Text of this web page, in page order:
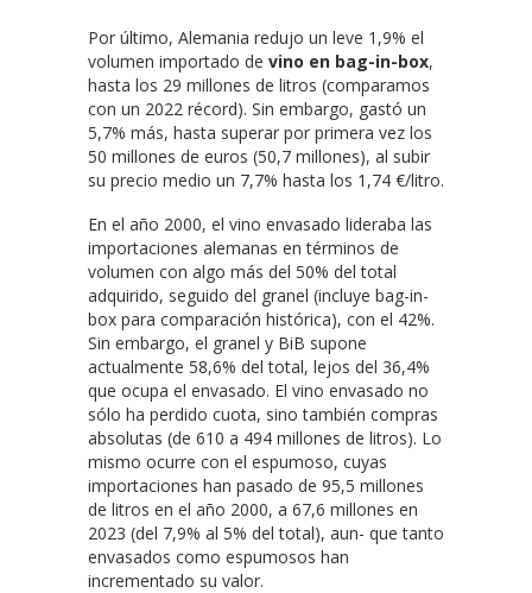
Por último, Alemania redujo un leve 1,9% el
volumen importado de vino en bag-in-box,
hasta los 29 millones de litros (comparamos
con un 2022 récord). Sin embargo, gastó un
5,7% más, hasta superar por primera vez los
50 millones de euros (50,7 millones), al subir
su precio medio un 7,7% hasta los 1,74 €/litro.
En el año 2000, el vino envasado lideraba las
importaciones alemanas en términos de
volumen con algo más del 50% del total
adquirido, seguido del granel (incluye bag-in-
box para comparación histórica), con el 42%.
Sin embargo, el granel y BiB supone
actualmente 58,6% del total, lejos del 36,4%
que ocupa el envasado. El vino envasado no
sólo ha perdido cuota, sino también compras
absolutas (de 610 a 494 millones de litros). Lo
mismo ocurre con el espumoso, cuyas
importaciones han pasado de 95,5 millones
de litros en el año 2000, a 67,6 millones en
2023 (del 7,9% al 5% del total), aun- que tanto
envasados como espumosos han
incrementado su valor.